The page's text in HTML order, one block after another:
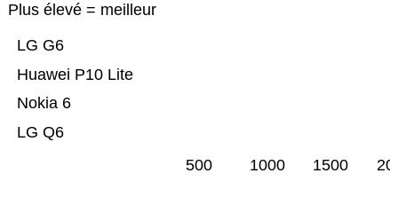
Plus élevé = meilleur
LG Q6
Nokia 6
Huawei P10 Lite
LG G6
500 1000 1500